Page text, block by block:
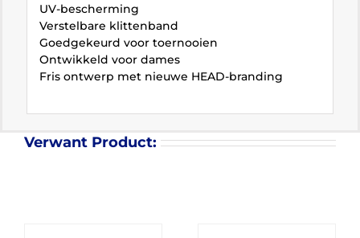
UV-bescherming
Verstelbare klittenband
Goedgekeurd voor toernooien
Ontwikkeld voor dames
Fris ontwerp met nieuwe HEAD-branding
Verwant Product: